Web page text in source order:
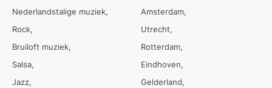
Nederlandstalige muziek
Rock
Bruiloft muziek
Salsa
Jazz
Amsterdam
Utrecht
Rotterdam
Eindhoven
Gelderland